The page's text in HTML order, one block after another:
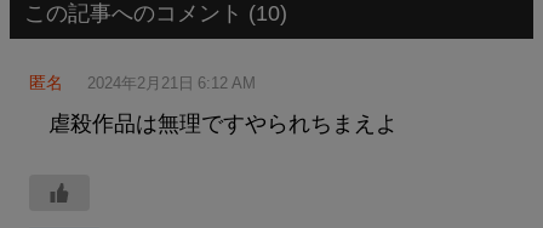
この記事へのコメント (10)
匿名 2024年2月21日 6:12 AM
虐殺作品は無理ですやられちまえよ